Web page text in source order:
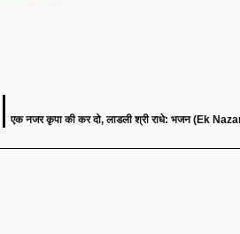
एक नजर कृपा की कर दो, लाडली श्री राधे: भजन (Ek